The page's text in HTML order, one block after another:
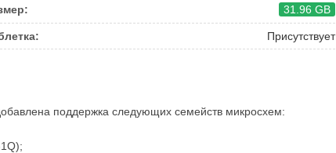
31.96 GB
Присутствует
поддержка следующих семейств микросхем: